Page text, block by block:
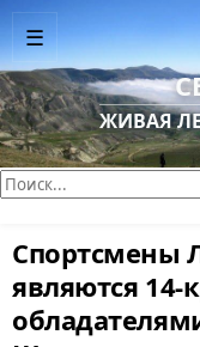
ЖИВАЯ
Поиск:
☰
Спортсмены
являются